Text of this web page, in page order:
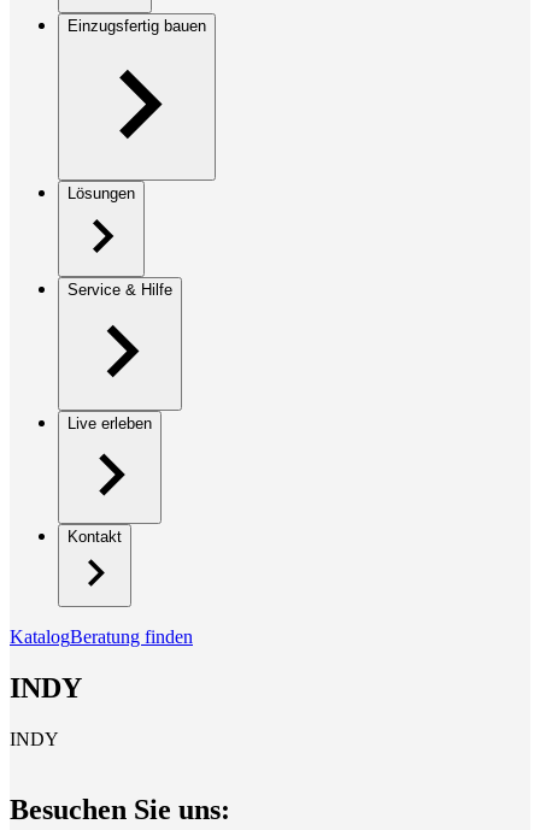
Einzugsfertig bauen
Lösungen
Service & Hilfe
Live erleben
Kontakt
KatalogBeratung finden
INDY
INDY
Besuchen Sie uns: